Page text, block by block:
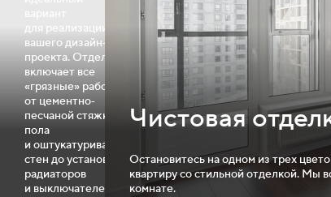
для реализации
вашего дизайн‐
проекта. Отделка
включает все
«грязные» работы:
от цементно‐
песчаной стяжки
пола
и оштукатуривания
стен до установки
радиаторов
и выключателей.
Чистовая
Остановитесь на одном из трех
квартиру со стильной отделкой. Мы
комнате.